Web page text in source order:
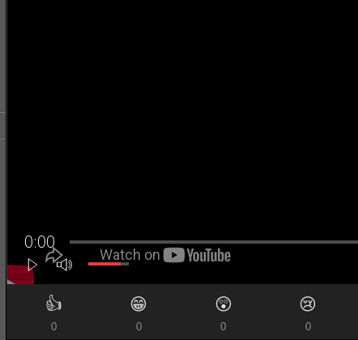
👍
0
😁
0
😲
0
😢
0